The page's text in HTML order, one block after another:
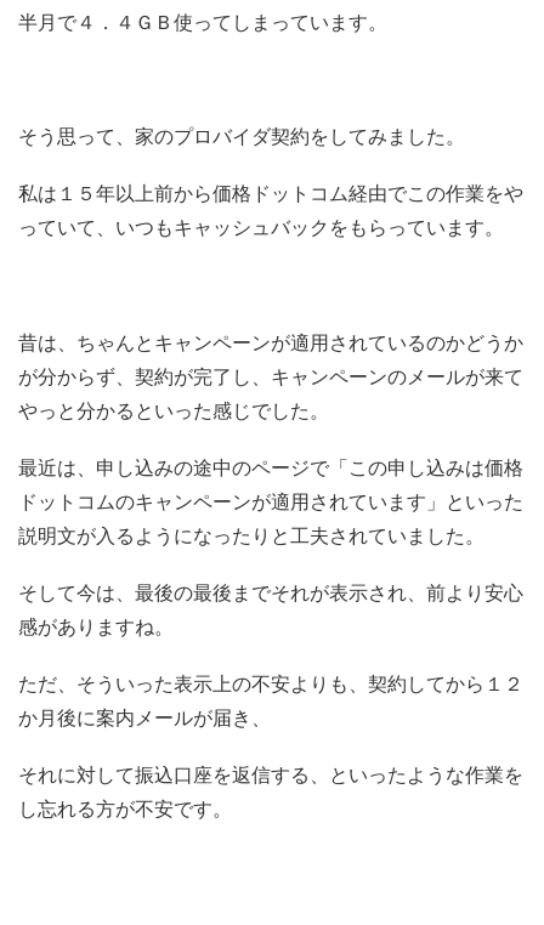
半月で４．４ＧＢ使ってしまっています。
そう思って、家のプロバイダ契約をしてみました。
私は１５年以上前から価格ドットコム経由でこの作業をや
っていて、いつもキャッシュバックをもらっています。
昔は、ちゃんとキャンペーンが適用されているのかどうか
が分からず、契約が完了し、キャンペーンのメールが来て
やっと分かるといった感じでした。
最近は、申し込みの途中のページで「この申し込みは価格
ドットコムのキャンペーンが適用されています」といった
説明文が入るようになったりと工夫されていました。
そして今は、最後の最後までそれが表示され、前より安心
感がありますね。
ただ、そういった表示上の不安よりも、契約してから１２
か月後に案内メールが届き、
それに対して振込口座を返信する、といったような作業を
し忘れる方が不安です。